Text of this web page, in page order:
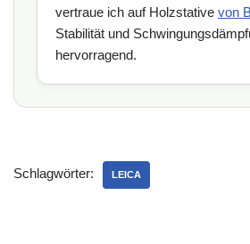
vertraue ich auf Holzstative von
Stabilität und
hervorragend.
Schlagwörter: LEICA